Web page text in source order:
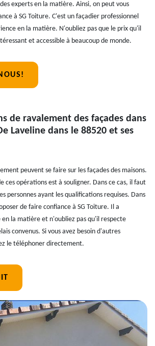
experts en la matière. Ainsi, on peut vous
à SG Toiture. C'est un façadier professionnel
en la matière. N'oubliez pas que le prix qu'il
et accessible à beaucoup de monde.
de ravalement des façades dans
Laveline dans le 88520 et ses
peuvent se faire sur les façades des maisons.
ces opérations est à souligner. Dans ce cas, il faut
personnes ayant les qualifications requises. Dans
de faire confiance à SG Toiture. Il a
en la matière et n'oubliez pas qu'il respecte
convenus. Si vous avez besoin d'autres
le téléphoner directement.